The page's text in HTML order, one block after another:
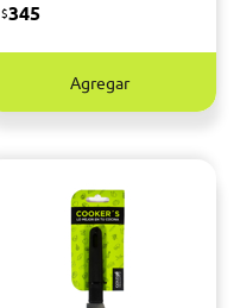
$345
Agregar